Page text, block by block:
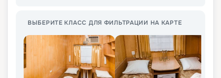
ВЫБЕРИТЕ КЛАСС ДЛЯ ФИЛЬТРАЦИИ НА КАРТЕ